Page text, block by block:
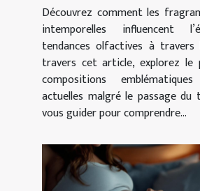
Découvrez comment les
intemporelles influencent
tendances olfactives à travers
travers cet article, explorez le
compositions
actuelles malgré le passage du
vous guider pour comprendre...